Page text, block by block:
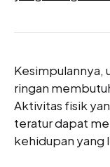
Kesimpulannya,
ringan
Aktivitas fisik
teratur dapat
kehidupan yang